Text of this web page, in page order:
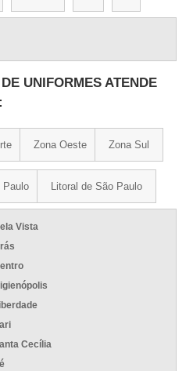
UNIFORMES ATENDE
Zona Oeste Zona Sul
Paulo Litoral de São Paulo
Vista
Cecília